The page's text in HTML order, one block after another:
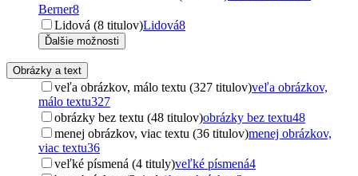
Berner8
Lidová (8 titulov)Lidová8
Ďalšie možnosti
Obrázky a text
veľa obrázkov, málo textu (327 titulov)veľa obrázkov,
málo textu327
obrázky bez textu (48 titulov)obrázky bez textu48
menej obrázkov, viac textu (36 titulov)menej obrázkov,
viac textu36
veľké písmená (4 tituly)veľké písmená4